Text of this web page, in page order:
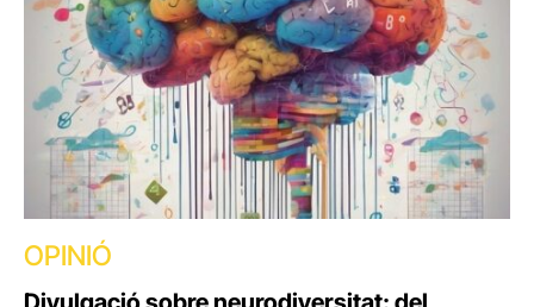
OPINIÓ